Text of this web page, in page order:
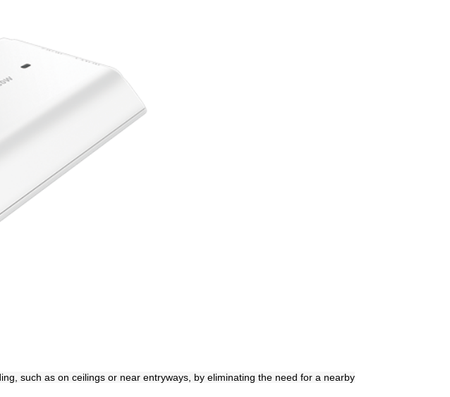
such as on ceilings or near entryways, by eliminating the need for a nearby